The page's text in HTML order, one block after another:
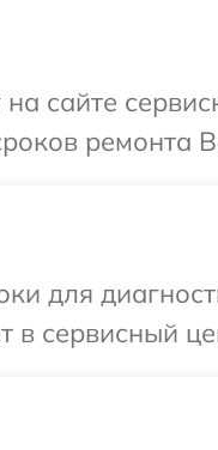
сайте
ремонта
для
в сервисный